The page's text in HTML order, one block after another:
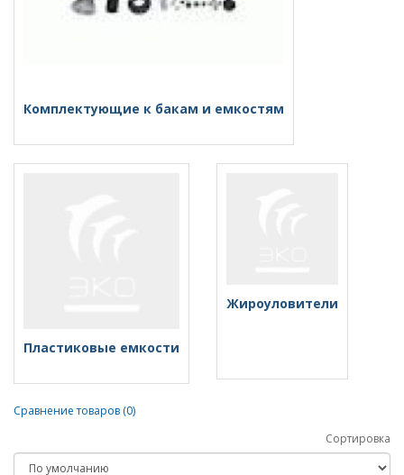
Комплектующие к бакам и емкостям
Пластиковые емкости
Жироуловители
Сравнение товаров (0)
Сортировка